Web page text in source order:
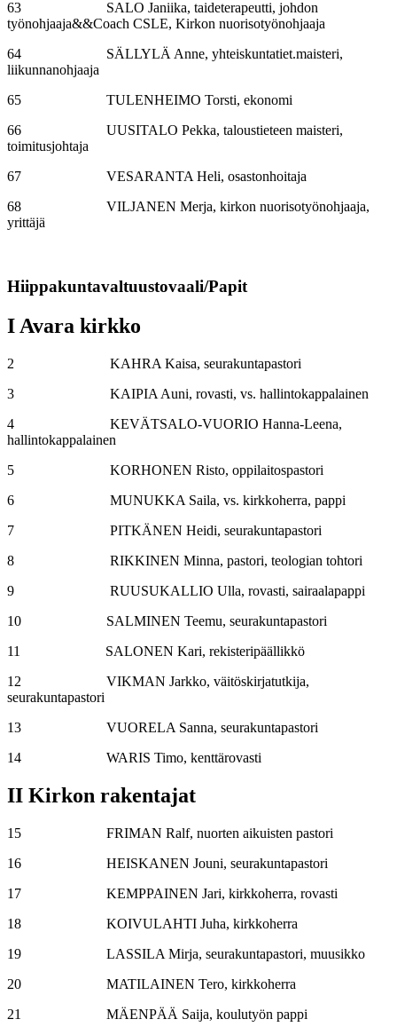
63 SALO Janiika, taideterapeutti, johdon
työnohjaaja&&Coach CSLE, Kirkon nuorisotyönohjaaja
64 SÄLLYLÄ Anne, yhteiskuntatiet.maisteri,
liikunnanohjaaja
65 TULENHEIMO Torsti, ekonomi
66 UUSITALO Pekka, taloustieteen maisteri,
toimitusjohtaja
67 VESARANTA Heli, osastonhoitaja
68 VILJANEN Merja, kirkon nuorisotyönohjaaja,
yrittäjä
Hiippakuntavaltuustovaali/Papit
I Avara kirkko
2 KAHRA Kaisa, seurakuntapastori
3 KAIPIA Auni, rovasti, vs. hallintokappalainen
4 KEVÄTSALO-VUORIO Hanna-Leena,
hallintokappalainen
5 KORHONEN Risto, oppilaitospastori
6 MUNUKKA Saila, vs. kirkkoherra, pappi
7 PITKÄNEN Heidi, seurakuntapastori
8 RIKKINEN Minna, pastori, teologian tohtori
9 RUUSUKALLIO Ulla, rovasti, sairaalapappi
10 SALMINEN Teemu, seurakuntapastori
11 SALONEN Kari, rekisteripäällikkö
12 VIKMAN Jarkko, väitöskirjatutkija,
seurakuntapastori
13 VUORELA Sanna, seurakuntapastori
14 WARIS Timo, kenttärovasti
II Kirkon rakentajat
15 FRIMAN Ralf, nuorten aikuisten pastori
16 HEISKANEN Jouni, seurakuntapastori
17 KEMPPAINEN Jari, kirkkoherra, rovasti
18 KOIVULAHTI Juha, kirkkoherra
19 LASSILA Mirja, seurakuntapastori, muusikko
20 MATILAINEN Tero, kirkkoherra
21 MÄENPÄÄ Saija, koulutyön pappi